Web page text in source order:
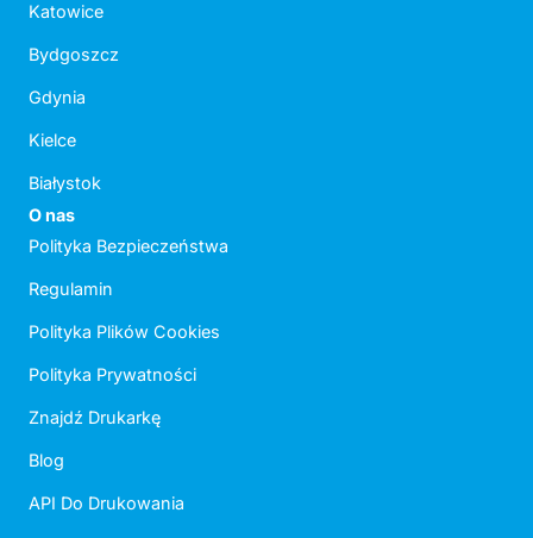
Katowice
Bydgoszcz
Gdynia
Kielce
Białystok
O nas
Polityka Bezpieczeństwa
Regulamin
Polityka Plików Cookies
Polityka Prywatności
Znajdź Drukarkę
Blog
API Do Drukowania